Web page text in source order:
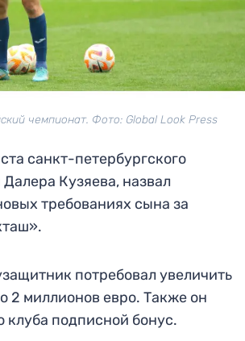
чемпионат. Фото: Global Look Press
санкт-петербургского
Кузяева, назвал
требованиях сына за
потребовал увеличить
2 миллионов евро. Также он
клуба подписной бонус.